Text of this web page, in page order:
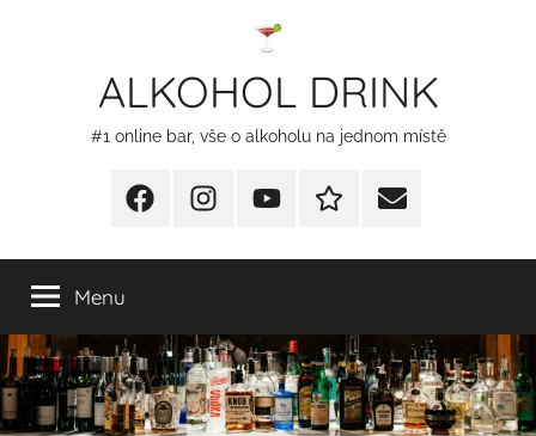
ALKOHOL DRINK
#1 online bar, vše o alkoholu na jednom místě
FacebookInstagram
YT
Redakční
E-
Menu